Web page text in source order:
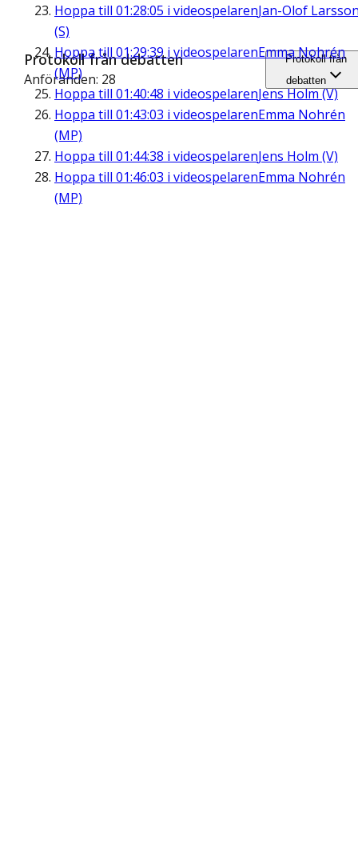
Hoppa till 01:28:05 i videospelarenJan-Olof
(S)
Hoppa till 01:29:39 i videospelarenEmma Nohrén
(MP)
Hoppa till 01:40:48 i videospelarenJens Holm (V)
Hoppa till 01:43:03 i videospelarenEmma Nohrén
(MP)
Hoppa till 01:44:38 i videospelarenJens Holm (V)
Hoppa till 01:46:03 i videospelarenEmma Nohrén
(MP)
Protokoll från debatten
Anföranden: 28
Protokoll från
debatten